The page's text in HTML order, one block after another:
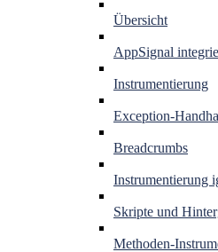
Übersicht
AppSignal
Instrumentierung
Exception-
Breadcrumbs
Instrumentierung
Skripte und
Methoden-